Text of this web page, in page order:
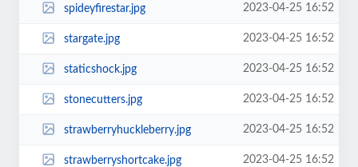
spideyfirestar.jpg 2023-04-25 16:52
stargate.jpg 2023-04-25 16:52
staticshock.jpg 2023-04-25 16:52
stonecutters.jpg 2023-04-25 16:52
strawberryhuckleberry.jpg 2023-04-25 16:52
strawberryshortcake.jpg 2023-04-25 16:52